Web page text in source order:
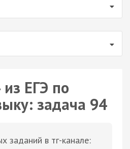
ЕГЭ по
задача 94
заданий в тг-канале: